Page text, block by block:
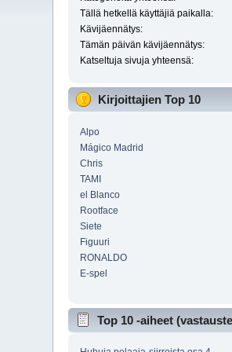
Tällä hetkellä käyttäjiä paikalla:
Kävijäennätys:
Tämän päivän kävijäennätys:
Katseltuja sivuja yhteensä:
Kirjoittajien Top 10
Alpo
Mágico Madrid
Chris
TAMI
el Blanco
Rootface
Siete
Figuuri
RONALDO
E-spel
Top 10 -aiheet